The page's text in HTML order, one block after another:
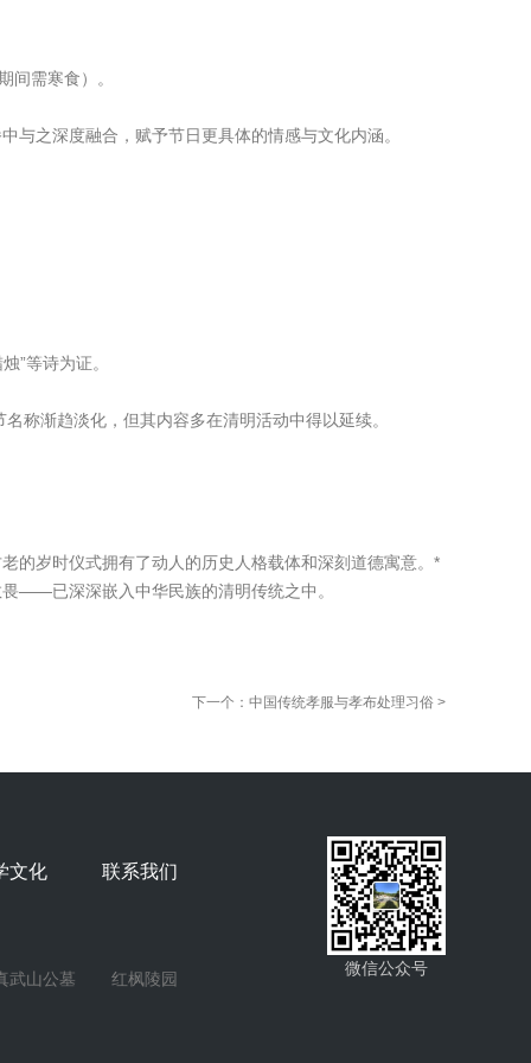
间需寒食）。
与之深度融合，赋予节日更具体的情感与文化内涵。
”等诗为证。
渐趋淡化，但其内容多在清明活动中得以延续。
的岁时仪式拥有了动人的历史人格载体和深刻道德寓意。*
——已深深嵌入中华民族的清明传统之中。
下一个：中国传统孝服与孝布处理习俗 >
文化 联系我们
武山公墓 红枫陵园
微信公众号